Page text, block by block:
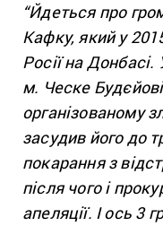
“Йдеться про
Кафку, який у
Росії на
м. Ческе
організованому
засудив його до
покарання з
після чого і
апеляції. І ось 3